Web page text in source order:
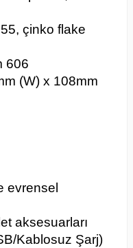
çinko flake
606
(W) x 108mm
evrensel
aksesuarları
Kablosuz Şarj)